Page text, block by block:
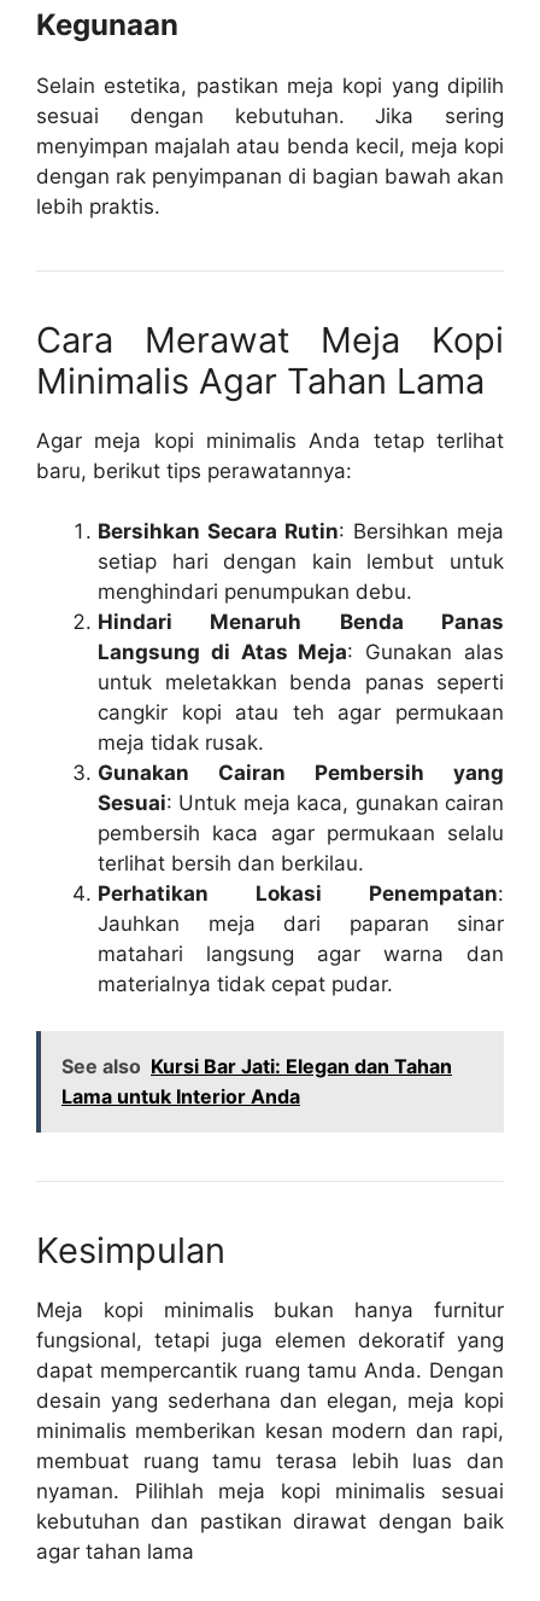
Kegunaan
Selain estetika, pastikan meja kopi yang dipilih
sesuai dengan kebutuhan. Jika sering
menyimpan majalah atau benda kecil, meja kopi
dengan rak penyimpanan di bagian bawah akan
lebih praktis.
Cara Merawat Meja Kopi
Minimalis Agar Tahan Lama
Agar meja kopi minimalis Anda tetap terlihat
baru, berikut tips perawatannya:
Bersihkan Secara Rutin: Bersihkan meja
setiap hari dengan kain lembut untuk
menghindari penumpukan debu.
Hindari Menaruh Benda Panas
Langsung di Atas Meja: Gunakan alas
untuk meletakkan benda panas seperti
cangkir kopi atau teh agar permukaan
meja tidak rusak.
Gunakan Cairan Pembersih yang
Sesuai: Untuk meja kaca, gunakan cairan
pembersih kaca agar permukaan selalu
terlihat bersih dan berkilau.
Perhatikan Lokasi Penempatan:
Jauhkan meja dari paparan sinar
matahari langsung agar warna dan
materialnya tidak cepat pudar.
See also Kursi Bar Jati: Elegan dan Tahan
Lama untuk Interior Anda
Kesimpulan
Meja kopi minimalis bukan hanya furnitur
fungsional, tetapi juga elemen dekoratif yang
dapat mempercantik ruang tamu Anda. Dengan
desain yang sederhana dan elegan, meja kopi
minimalis memberikan kesan modern dan rapi,
membuat ruang tamu terasa lebih luas dan
nyaman. Pilihlah meja kopi minimalis sesuai
kebutuhan dan pastikan dirawat dengan baik
agar tahan lama